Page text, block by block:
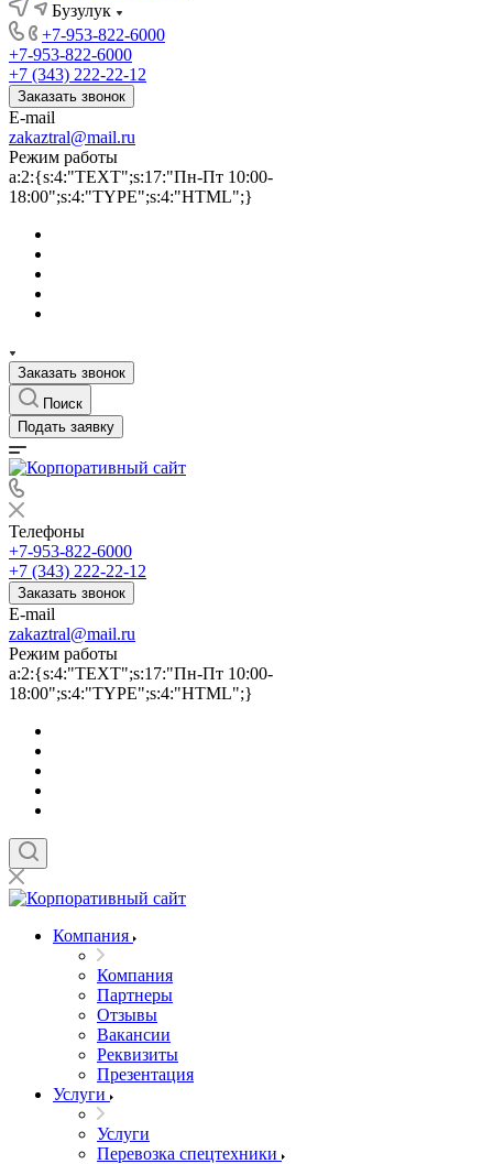
Бузулук
+7-953-822-6000
+7-953-822-6000
+7 (343) 222-22-12
Заказать звонок
E-mail
zakaztral@mail.ru
Режим работы
a:2:{s:4:"TEXT";s:17:"Пн-Пт 10:00-
18:00";s:4:"TYPE";s:4:"HTML";}
Заказать звонок
Поиск
Подать заявку
Телефоны
+7-953-822-6000
+7 (343) 222-22-12
Заказать звонок
E-mail
zakaztral@mail.ru
Режим работы
a:2:{s:4:"TEXT";s:17:"Пн-Пт 10:00-
18:00";s:4:"TYPE";s:4:"HTML";}
Компания
Компания
Партнеры
Отзывы
Вакансии
Реквизиты
Презентация
Услуги
Услуги
Перевозка спецтехники